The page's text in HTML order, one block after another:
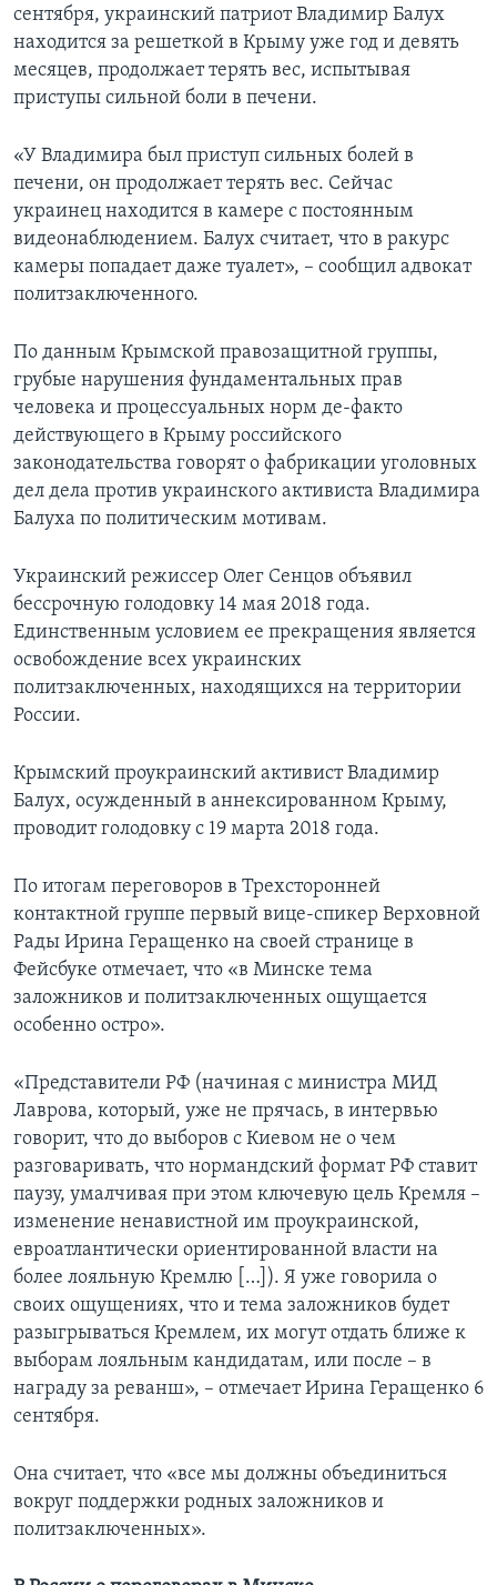
сентября, украинский патриот Владимир Балух
находится за решеткой в Крыму уже год и девять
месяцев, продолжает терять вес, испытывая
приступы сильной боли в печени.
«У Владимира был приступ сильных болей в
печени, он продолжает терять вес. Сейчас
украинец находится в камере с постоянным
видеонаблюдением. Балух считает, что в ракурс
камеры попадает даже туалет», – сообщил адвокат
политзаключенного.
По данным Крымской правозащитной группы,
грубые нарушения фундаментальных прав
человека и процессуальных норм де-факто
действующего в Крыму российского
законодательства говорят о фабрикации уголовных
дел дела против украинского активиста Владимира
Балуха по политическим мотивам.
Украинский режиссер Олег Сенцов объявил
бессрочную голодовку 14 мая 2018 года.
Единственным условием ее прекращения является
освобождение всех украинских
политзаключенных, находящихся на территории
России.
Крымский проукраинский активист Владимир
Балух, осужденный в аннексированном Крыму,
проводит голодовку с 19 марта 2018 года.
По итогам переговоров в Трехсторонней
контактной группе первый вице-спикер Верховной
Рады Ирина Геращенко на своей странице в
Фейсбуке отмечает, что «в Минске тема
заложников и политзаключенных ощущается
особенно остро».
«Представители РФ (начиная с министра МИД
Лаврова, который, уже не прячась, в интервью
говорит, что до выборов с Киевом не о чем
разговаривать, что нормандский формат РФ ставит
паузу, умалчивая при этом ключевую цель Кремля –
изменение ненавистной им проукраинской,
евроатлантически ориентированной власти на
более лояльную Кремлю […]). Я уже говорила о
своих ощущениях, что и тема заложников будет
разыгрываться Кремлем, их могут отдать ближе к
выборам лояльным кандидатам, или после – в
награду за реванш», – отмечает Ирина Геращенко 6
сентября.
Она считает, что «все мы должны объединиться
вокруг поддержки родных заложников и
политзаключенных».